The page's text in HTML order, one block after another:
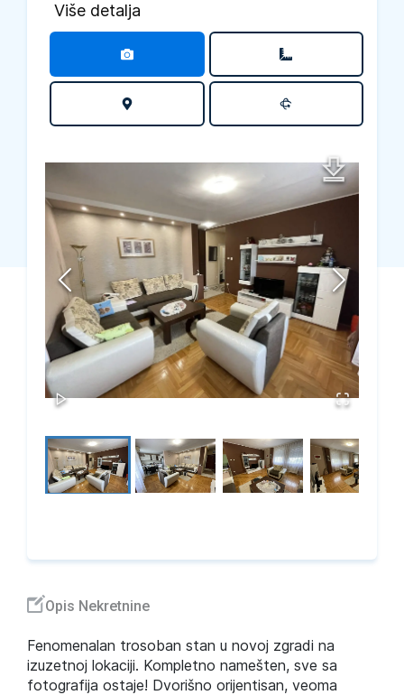
Više detalja
Opis Nekretnine
Fenomenalan trosoban stan u novoj zgradi na
izuzetnoj lokaciji. Kompletno namešten, sve sa
fotografija ostaje! Dvorišno orijentisan, veoma